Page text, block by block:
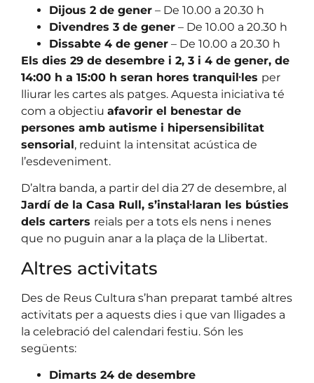
Dijous 2 de gener – De 10.00 a 20.30 h
Divendres 3 de gener – De 10.00 a 20.30 h
Dissabte 4 de gener – De 10.00 a 20.30 h
Els dies 29 de desembre i 2, 3 i 4 de gener, de
14:00 h a 15:00 h seran hores tranquil·les per
lliurar les cartes als patges. Aquesta iniciativa té
com a objectiu afavorir el benestar de
persones amb autisme i hipersensibilitat
sensorial, reduint la intensitat acústica de
l’esdeveniment.
D’altra banda, a partir del dia 27 de desembre, al
Jardí de la Casa Rull, s’instal·laran les bústies
dels carters reials per a tots els nens i nenes
que no puguin anar a la plaça de la Llibertat.
Altres activitats
Des de Reus Cultura s’han preparat també altres
activitats per a aquests dies i que van lligades a
la celebració del calendari festiu. Són les
següents:
Dimarts 24 de desembre